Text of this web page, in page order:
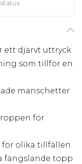
ett djärvt uttryck
som tillför en
manschetter
för
för olika tillfällen
fängslande topp